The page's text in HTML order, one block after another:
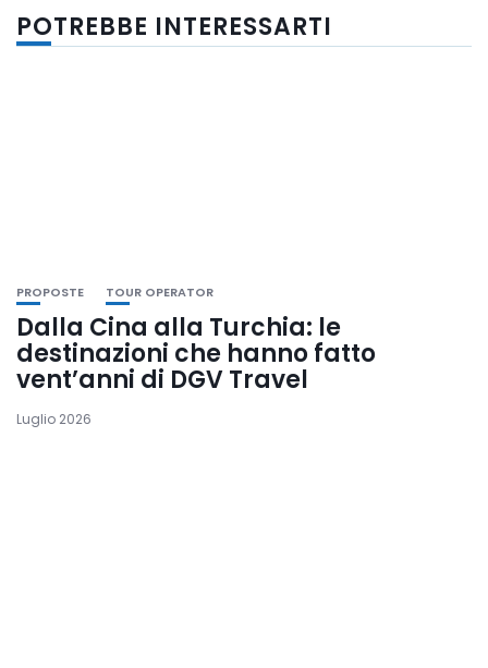
POTREBBE INTERESSARTI
PROPOSTE TOUR OPERATOR
Dalla Cina alla Turchia: le
destinazioni che hanno fatto
vent’anni di DGV Travel
Luglio 2026